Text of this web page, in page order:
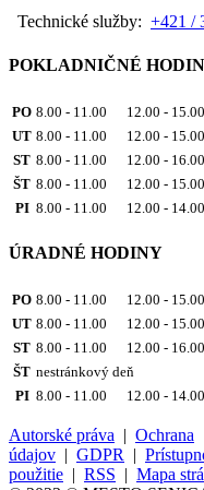
Technické služby: +421 /
POKLADNIČNÉ
PO 8.00 - 11.00 12.00 - 15.00
UT 8.00 - 11.00 12.00 - 15.00
ST 8.00 - 11.00 12.00 - 16.00
ŠT 8.00 - 11.00 12.00 - 15.00
PI 8.00 - 11.00 12.00 - 14.00
ÚRADNÉ HODINY
PO 8.00 - 11.00 12.00 - 15.00
UT 8.00 - 11.00 12.00 - 15.00
ST 8.00 - 11.00 12.00 - 16.00
ŠT nestránkový deň
PI 8.00 - 11.00 12.00 - 14.00
Autorské práva | Ochrana
údajov | GDPR |
použitie | RSS | Mapa